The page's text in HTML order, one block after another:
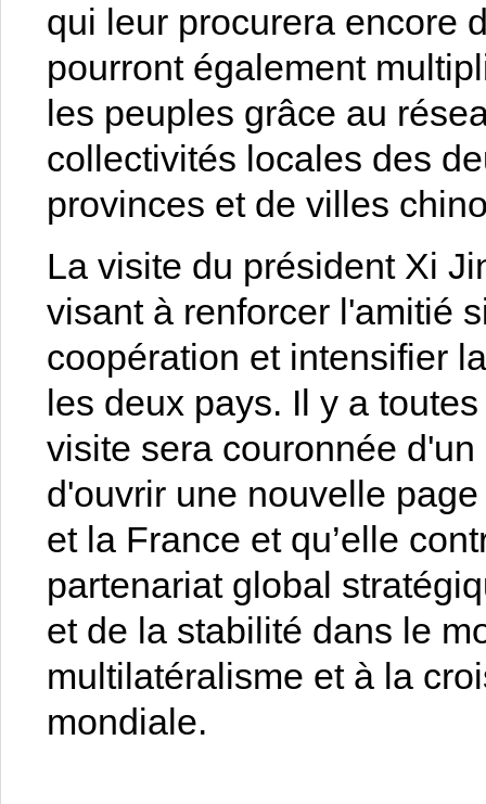
qui leur procurera encore
pourront également
les peuples grâce au
collectivités locales des
provinces et de villes
La visite du président Xi
visant à renforcer l'amitié
coopération et intensifier
les deux pays. Il y a
visite sera couronnée
d'ouvrir une nouvelle
et la France et qu’elle
partenariat global
et de la stabilité dans le
multilatéralisme et à la
mondiale.